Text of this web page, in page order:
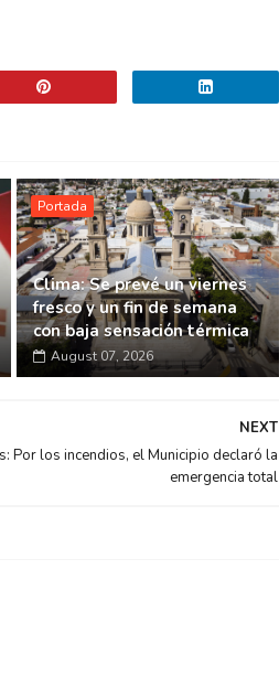
Portada
Clima: Se prevé un viernes
fresco y un fin de semana
con baja sensación térmica
August 07, 2026
NEXT
Por los incendios, el Municipio declaró la
emergencia total